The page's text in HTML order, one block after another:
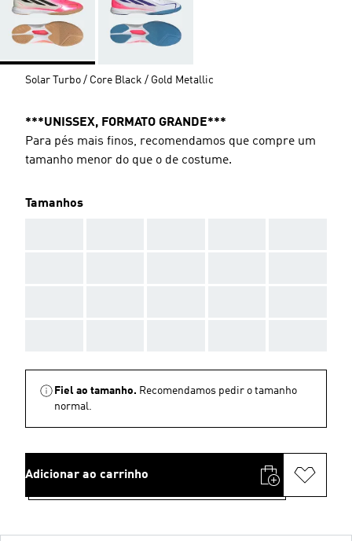
Solar Turbo / Core Black / Gold Metallic
***UNISSEX, FORMATO GRANDE***
Para pés mais finos, recomendamos que compre um
tamanho menor do que o de costume.
Tamanhos
Fiel ao tamanho. Recomendamos pedir o tamanho
normal.
Adicionar ao carrinho